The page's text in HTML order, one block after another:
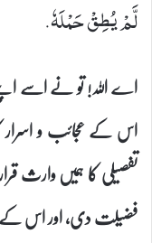
لَّمْ یُطِقْ حَمْلَهٗ.
اے اللہ! تو نے اسے
اس کے عجائب و اسرار
تفصیلی کا ہمیں وارث
فضیلت دی، اور اس کے